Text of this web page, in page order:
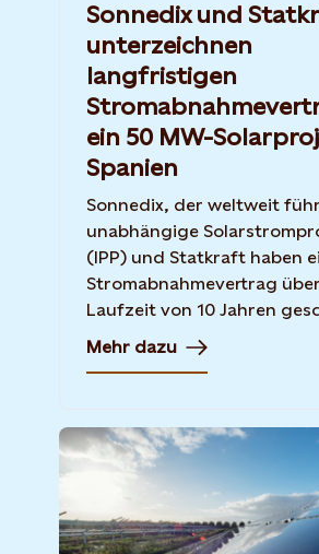
Sonnedix und
unterzeichnen
langfristigen
ein 50 MW-
Spanien
Sonnedix, der weltweit
unabhängige
(IPP) und Statkraft haben
Stromabnahmevertrag
Laufzeit von 10 Jahren
Mehr dazu